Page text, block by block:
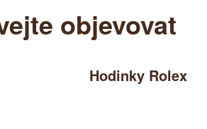
objevovat
Hodinky Rolex